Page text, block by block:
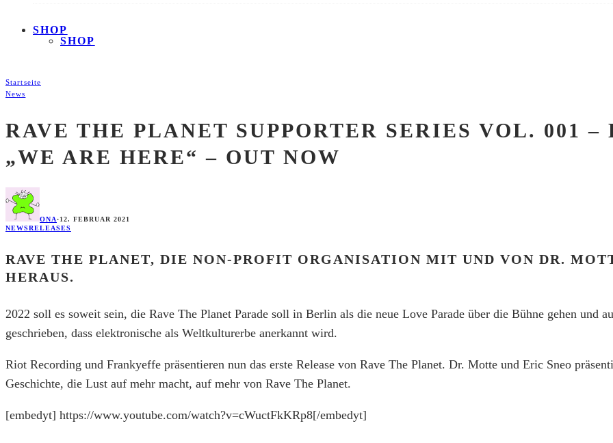
SHOP
SHOP
Startseite
News
RAVE THE PLANET SUPPORTER SERIES VOL. 001
„WE ARE HERE“ – OUT NOW
ONA·12. FEBRUAR 2021
NEWSRELEASES
RAVE THE PLANET, DIE NON-PROFIT ORGANISATION MIT UND VON DR.
HERAUS.
2022 soll es soweit sein, die Rave The Planet Parade soll in Berlin als die neue Love Parade über die Bühne gehen und
geschrieben, dass elektronische als Weltkulturerbe anerkannt wird.
Riot Recording und Frankyeffe präsentieren nun das erste Release von Rave The Planet. Dr. Motte und Eric Sneo
Geschichte, die Lust auf mehr macht, auf mehr von Rave The Planet.
[embedyt] https://www.youtube.com/watch?v=cWuctFkKRp8[/embedyt]